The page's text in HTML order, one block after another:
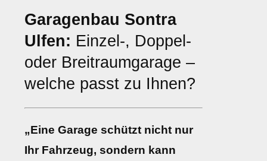
Garagenbau Sontra
Ulfen: Einzel-, Doppel-
oder Breitraumgarage –
welche passt zu Ihnen?
„Eine Garage schützt nicht nur
Ihr Fahrzeug, sondern kann